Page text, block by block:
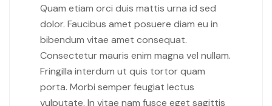
Quam etiam orci duis mattis urna id sed
dolor. Faucibus amet posuere diam eu in
bibendum vitae amet consequat.
Consectetur mauris enim magna vel nullam.
Fringilla interdum ut quis tortor quam
porta. Morbi semper feugiat lectus
vulputate. In vitae nam fusce eget sagittis